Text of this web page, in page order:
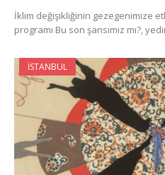
İklim değişikliğinin gezegenimize
programı Bu son şansımız mı?,
İSTANBUL